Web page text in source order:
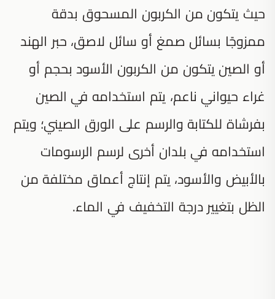
حيث يتكون من الكربون المسحوق بدقة
ممزوجًا بسائل صمغ أو سائل لاصق، حبر الهند
أو الصين يتكون من الكربون الأسود بحجم أو
غراء حيواني ناعم، يتم استخدامه في الصين
بفرشاة للكتابة والرسم على الورق الصيني؛ ويتم
استخدامه في بلدان أخرى لرسم الرسومات
بالأبيض والأسود، يتم إنتاج أعماق مختلفة من
الظل بتغيير درجة التخفيف في الماء.